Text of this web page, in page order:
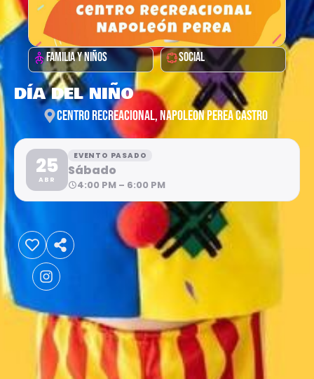
FAMILIA Y NIÑOS SOCIAL
DÍA DEL NIÑO
CENTRO RECREACIONAL, NAPOLEON PEREA CASTRO
25
ABR
EVENTO PASADO
Sábado
4:00 PM – 6:00 PM